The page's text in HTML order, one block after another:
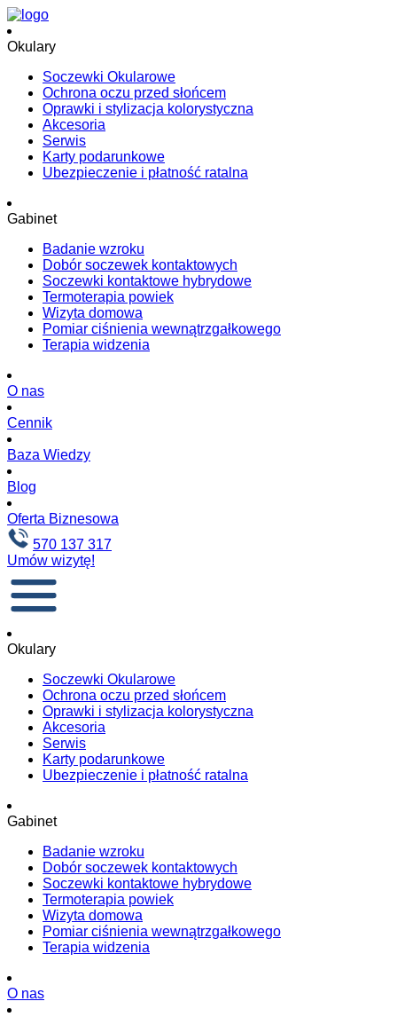
Okulary
Soczewki Okularowe
Ochrona oczu przed słońcem
Oprawki i stylizacja kolorystyczna
Akcesoria
Serwis
Karty podarunkowe
Ubezpieczenie i płatność ratalna
Gabinet
Badanie wzroku
Dobór soczewek kontaktowych
Soczewki kontaktowe hybrydowe
Termoterapia powiek
Wizyta domowa
Pomiar ciśnienia wewnątrzgałkowego
Terapia widzenia
O nas
Cennik
Baza Wiedzy
Blog
Oferta Biznesowa
570 137 317
Umów wizytę!
Okulary
Soczewki Okularowe
Ochrona oczu przed słońcem
Oprawki i stylizacja kolorystyczna
Akcesoria
Serwis
Karty podarunkowe
Ubezpieczenie i płatność ratalna
Gabinet
Badanie wzroku
Dobór soczewek kontaktowych
Soczewki kontaktowe hybrydowe
Termoterapia powiek
Wizyta domowa
Pomiar ciśnienia wewnątrzgałkowego
Terapia widzenia
O nas